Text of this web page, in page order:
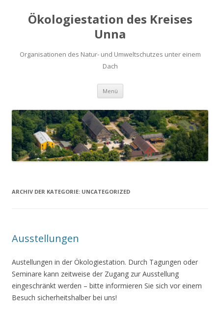
Ökologiestation des Kreises
Unna
Organisationen des Natur- und Umweltschutzes unter einem
Dach
Menü Zum
springen
ARCHIV DER KATEGORIE: UNCATEGORIZED
Ausstellungen
Austellungen in der Ökologiestation. Durch Tagungen oder
Seminare kann zeitweise der Zugang zur Ausstellung
eingeschränkt werden – bitte informieren Sie sich vor einem
Besuch sicherheitshalber bei uns!